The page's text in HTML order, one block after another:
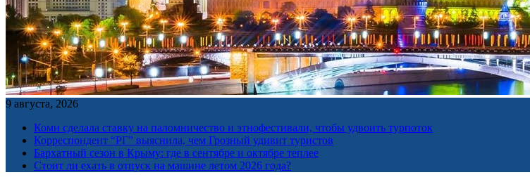
9 августа, 2026
Коми сделала ставку на паломничество и этнофестивали, чтобы удвоить турпоток
Корреспондент “РГ” выяснила, чем Грозный удивит туристов
Бархатный сезон в Крыму: где в сентябре и октябре теплее
Стоит ли ехать в отпуск на машине летом 2026 года?